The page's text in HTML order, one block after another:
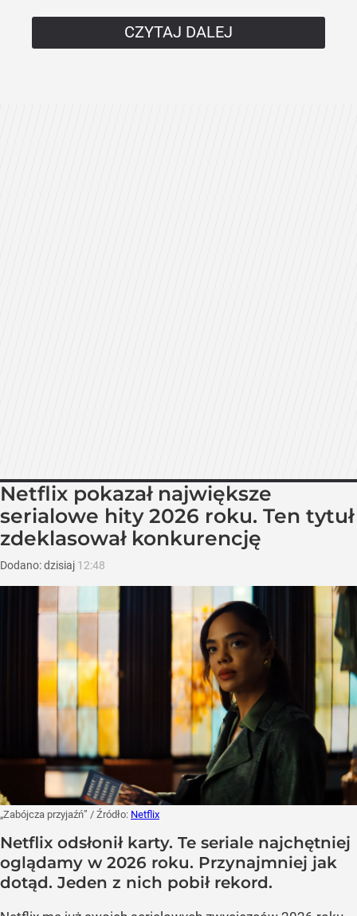
CZYTAJ DALEJ
Netflix pokazał największe
serialowe hity 2026 roku. Ten tytuł
zdeklasował konkurencję
Dodano:dzisiaj 12:48
„Zabójcza przyjaźń” / Źródło: Netflix
Netflix odsłonił karty. Te seriale najchętniej
oglądamy w 2026 roku. Przynajmniej jak
dotąd. Jeden z nich pobił rekord.